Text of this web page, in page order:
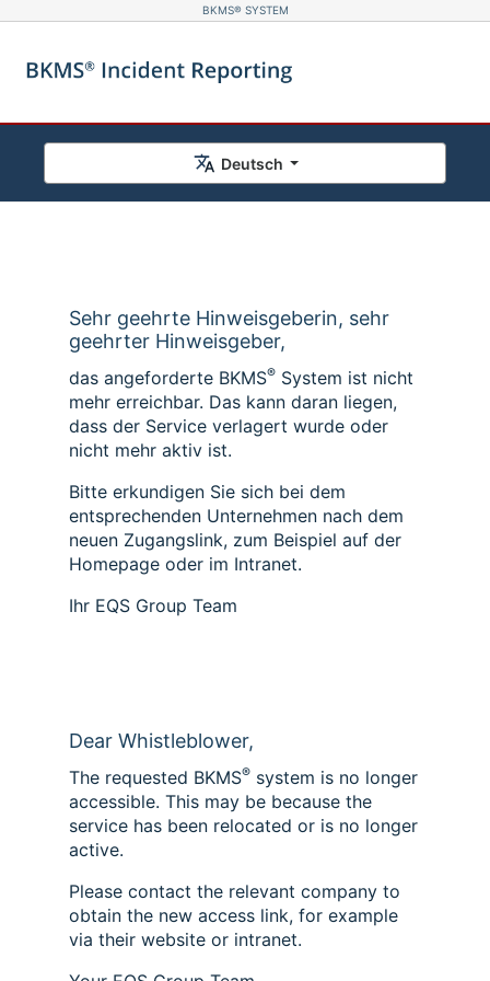
BKMS® SYSTEM
Deutsch
Sehr geehrte Hinweisgeberin, sehr
geehrter Hinweisgeber,
das angeforderte BKMS® System ist nicht
mehr erreichbar. Das kann daran liegen,
dass der Service verlagert wurde oder
nicht mehr aktiv ist.
Bitte erkundigen Sie sich bei dem
entsprechenden Unternehmen nach dem
neuen Zugangslink, zum Beispiel auf der
Homepage oder im Intranet.
Ihr EQS Group Team
Dear Whistleblower,
The requested BKMS® system is no longer
accessible. This may be because the
service has been relocated or is no longer
active.
Please contact the relevant company to
obtain the new access link, for example
via their website or intranet.